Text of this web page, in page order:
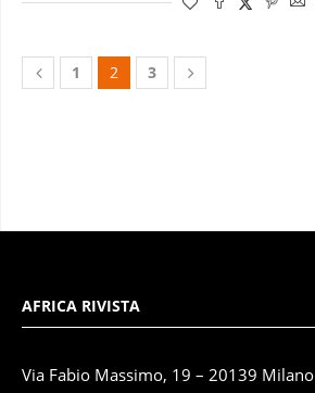
1 2 3
AFRICA RIVISTA
Via Fabio Massimo, 19 – 20139 Milano